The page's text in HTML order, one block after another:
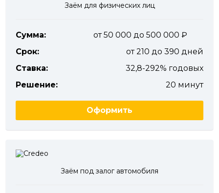
Заём для физических лиц
Сумма:
от 50 000 до 500 000
Срок:
от 210 до 390 дней
Ставка:
32,8-292% годовых
Решение:
20 минут
Оформить
Заём под залог автомобиля